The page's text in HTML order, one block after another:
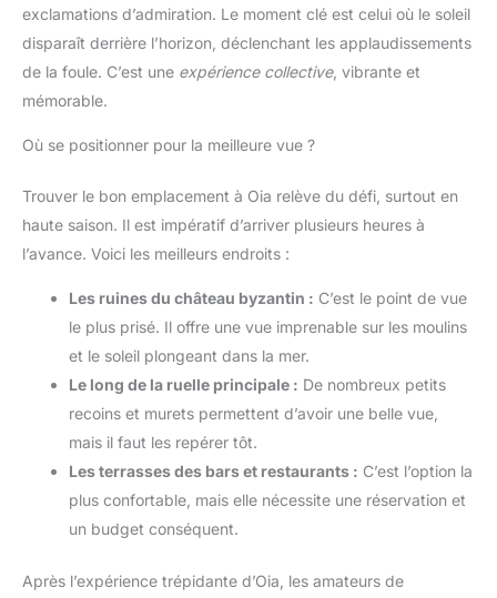
exclamations d’admiration. Le moment clé est celui où le soleil
disparaît derrière l’horizon, déclenchant les applaudissements
de la foule. C’est une expérience collective, vibrante et
mémorable.
Où se positionner pour la meilleure vue ?
Trouver le bon emplacement à Oia relève du défi, surtout en
haute saison. Il est impératif d’arriver plusieurs heures à
l’avance. Voici les meilleurs endroits :
Les ruines du château byzantin : C’est le point de vue
le plus prisé. Il offre une vue imprenable sur les moulins
et le soleil plongeant dans la mer.
Le long de la ruelle principale : De nombreux petits
recoins et murets permettent d’avoir une belle vue,
mais il faut les repérer tôt.
Les terrasses des bars et restaurants : C’est l’option la
plus confortable, mais elle nécessite une réservation et
un budget conséquent.
Après l’expérience trépidante d’Oia, les amateurs de